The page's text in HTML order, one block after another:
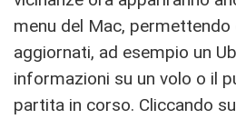
menu del Mac,
aggiornati, ad esempio un
informazioni su un volo o il
partita in corso. Cliccando